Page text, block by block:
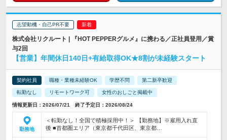
志望動機・自己PR不要
株式会社リクルート | 『HOT PEPPERグルメ』に携わる／正社員登用／賞
与2回
【営業】年間休日140日+有給取得OK★8割が未経験スタート
契約社員 職種・業種未経験OK 学歴不問 第二新卒歓迎
転勤なし リモートワーク可 女性のおしごと掲載中
情報更新日：2026/07/21 終了予定日：2026/08/24
勤務地
＜転勤なし！全国で積極採用中！＞ 【勤務地】※雇用入れ直
後 ■首都圏エリア（東京都千代田区、東京都…